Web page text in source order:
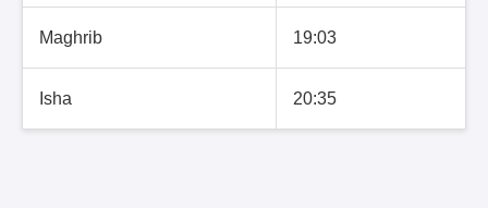
Maghrib 19:03
Isha 20:35